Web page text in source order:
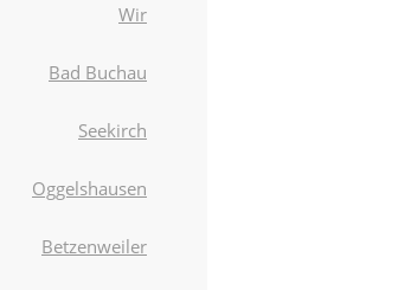
Wir
Bad Buchau
Seekirch
Oggelshausen
Betzenweiler